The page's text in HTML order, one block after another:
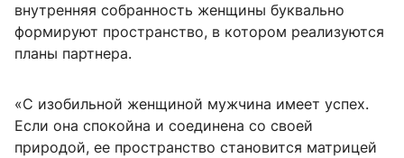
внутренняя собранность женщины буквально
формируют пространство, в котором реализуются
планы партнера.
«С изобильной женщиной мужчина имеет успех.
Если она спокойна и соединена со своей
природой, ее пространство становится матрицей